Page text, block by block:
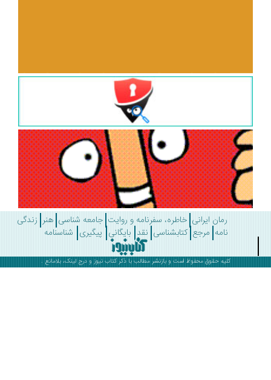
رمان ایرانی خاطره، سفرنامه و روایت جامعه شناسی هنر زندگی
مرجع کتابشناسی نقد بایگانی پیگیری شناسنامه
کلیه حقوق محفوظ است و بازنشر مطالب با ذکرکتاب نیوز و درج لینک، بلامانع .